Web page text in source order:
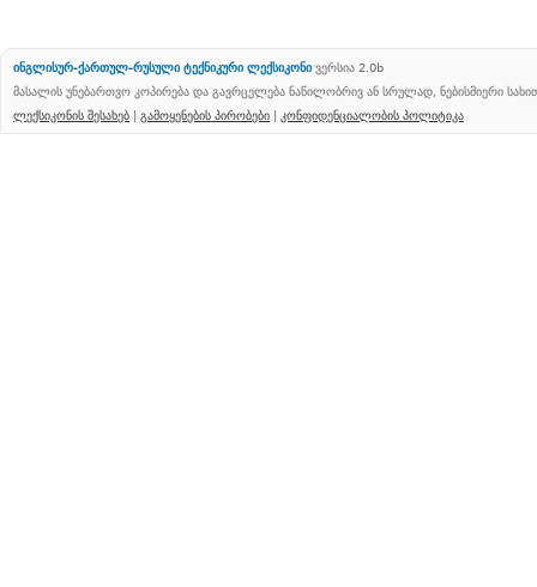
ინგლისურ-ქართულ-რუსული ტექნიკური ლექსიკონი ვერსია 2.0b
მასალის უნებართვო კოპირება და გავრცელება ნაწილობრივ ან სრულად, ნებისმიერი
ლექსიკონის შესახებ | გამოყენების პირობები | კონფიდენციალობის პოლიტიკა